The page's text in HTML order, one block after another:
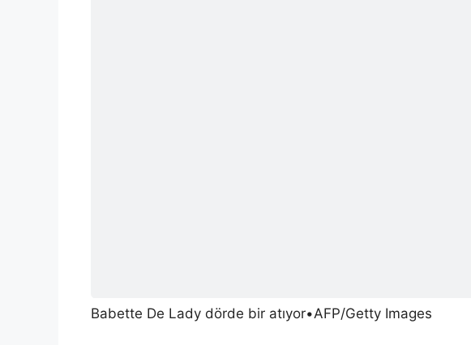
Babette De Lady dörde bir atıyor•AFP/Getty Images